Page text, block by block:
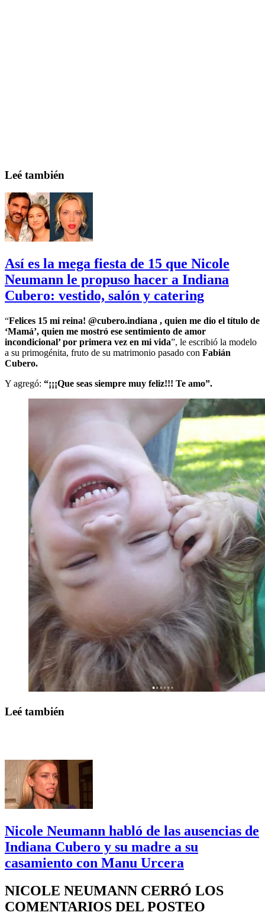
Leé también
Así es la mega fiesta de 15 que Nicole
Neumann le propuso hacer a Indiana
Cubero: vestido, salón y catering
“Felices 15 mi reina! @cubero.indiana , quien me dio el título de
‘Mamá’, quien me mostró ese sentimiento de amor
incondicional’ por primera vez en mi vida”, le escribió la modelo
a su primogénita, fruto de su matrimonio pasado con Fabián
Cubero.
Y agregó: “¡¡¡Que seas siempre muy feliz!!! Te amo”.
Leé también
Nicole Neumann habló de las ausencias de
Indiana Cubero y su madre a su
casamiento con Manu Urcera
NICOLE NEUMANN CERRÓ LOS
COMENTARIOS DEL POSTEO